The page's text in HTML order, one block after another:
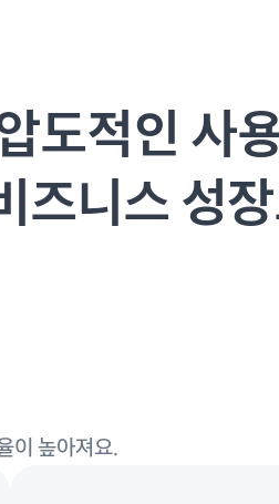
도적인 사
즈니스 성
이 높아져요.